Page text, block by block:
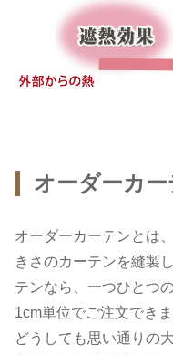
オーダーカ
オーダーカーテンとは
きさのカーテンを縫製
テンなら、一つひとつ
1cm単位でご注文できま
どうしても思い通りの